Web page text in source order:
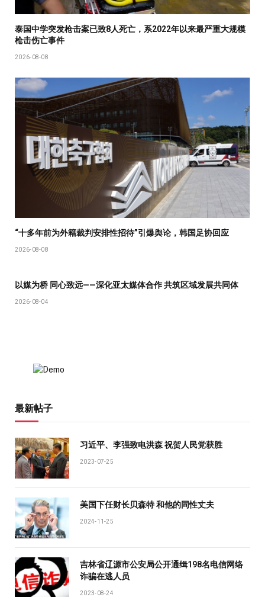
泰国中学突发枪击案已致8人死亡，系2022年以来最严重大规模
枪击伤亡事件
2026-08-08
“十多年前为外籍裁判安排性招待”引爆舆论，韩国足协回应
2026-08-08
以媒为桥 同心致远——深化亚太媒体合作 共筑区域发展共同体
2026-08-04
最新帖子
习近平、李强致电洪森 祝贺人民党获胜
2023-07-25
美国下任财长贝森特 和他的同性丈夫
2024-11-25
吉林省辽源市公安局公开通缉198名电信网络
诈骗在逃人员
2023-08-24